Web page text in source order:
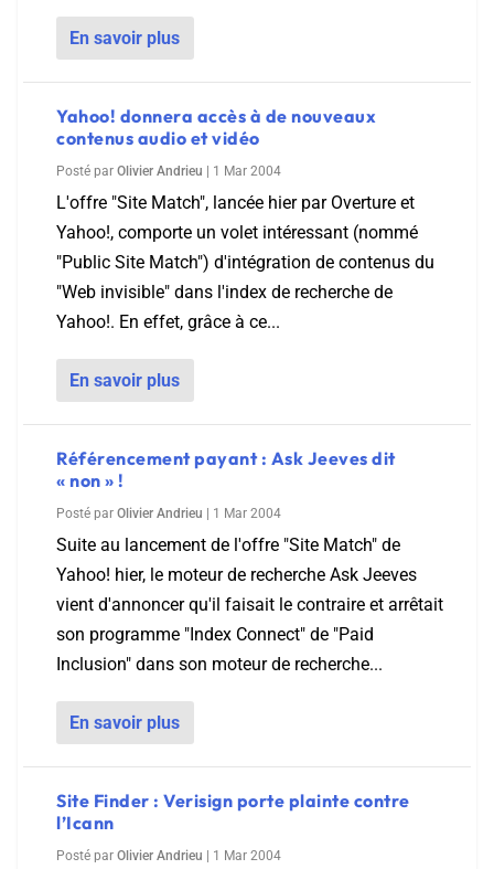
En savoir plus
Yahoo! donnera accès à de nouveaux
contenus audio et vidéo
Posté par Olivier Andrieu 1 Mar 2004
L'offre "Site Match", lancée hier par Overture et
Yahoo!, comporte un volet intéressant (nommé
"Public Site Match") d'intégration de contenus du
"Web invisible" dans l'index de recherche de
Yahoo!. En effet, grâce à ce...
En savoir plus
Référencement payant : Ask Jeeves dit
« non » !
Posté par Olivier Andrieu 1 Mar 2004
Suite au lancement de l'offre "Site Match" de
Yahoo! hier, le moteur de recherche Ask Jeeves
vient d'annoncer qu'il faisait le contraire et arrêtait
son programme "Index Connect" de "Paid
Inclusion" dans son moteur de recherche...
En savoir plus
Site Finder : Verisign porte plainte contre
l’Icann
Posté par Olivier Andrieu 1 Mar 2004